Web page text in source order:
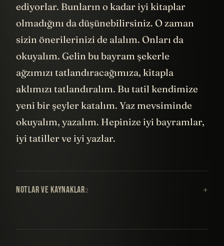
ediyorlar. Bunların o kadar iyi kitaplar
olmadığını da düşünebilirsiniz. O zaman
sizin önerilerinizi de alalım. Onları da
okuyalım. Gelin bu bayram şekerle
ağzımızı tatlandıracağımıza, kitapla
aklımızı tatlandıralım. Bu tatil kendimize
yeni bir şeyler katalım. Yaz mevsiminde
okuyalım, yazalım. Hepinize iyi bayramlar,
iyi tatiller ve iyi yazlar.
NOTLAR VE KAYNAKLAR2